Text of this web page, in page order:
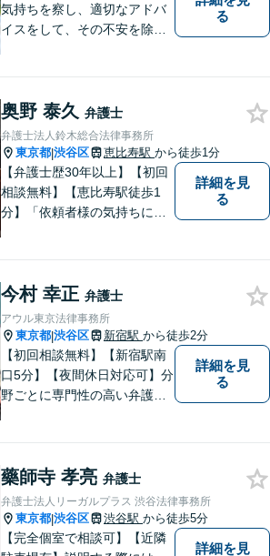
気持ちを察し、適切なアドバ
イスをして、その不安を除去
る
奥野 泰久 弁護士
弁護士法人鈴木総合法律事務所
東京都|渋谷区 恵比寿駅 から徒歩1分
【弁護士歴30年以上】【初回
相談無料】【恵比寿駅徒歩1
分】「依頼者様の気持ちにな
業法務・借金・刑事事件・労
働トラブル・離婚問題などお
悩みのことはぜひご相談下さ
い。
詳細を見
る
今村 幸正 弁護士
アウル東京法律事務所
東京都|渋谷区 新宿駅 から徒歩2分
【初回相談無料】【新宿駅南
口5分】【夜間休日対応可】分
野ごとに専門性の高い弁護士
詳細を見
る
藥師寺 孝亮 弁護士
弁護士法人リーガルプラス 渋谷法律事務所
東京都|渋谷区 渋谷駅 から徒歩5分
【完全個室で相談可】【近隣
詳細を見